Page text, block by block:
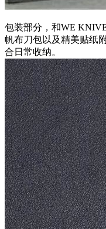
包装部分，和WE
帆布刀包以及精美贴纸
合日常收纳。